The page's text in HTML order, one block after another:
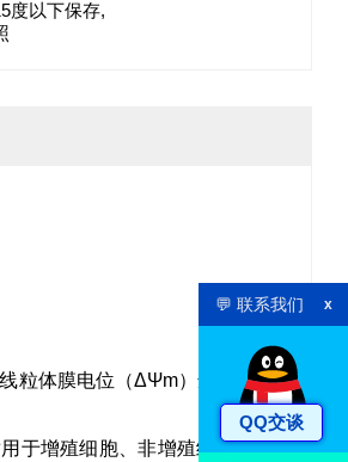
度以下保存,
线粒体膜电位（ΔΨm）选择性积聚
用于增殖细胞、非增殖细胞，兼容
💬 联系我们 x
QQ交谈